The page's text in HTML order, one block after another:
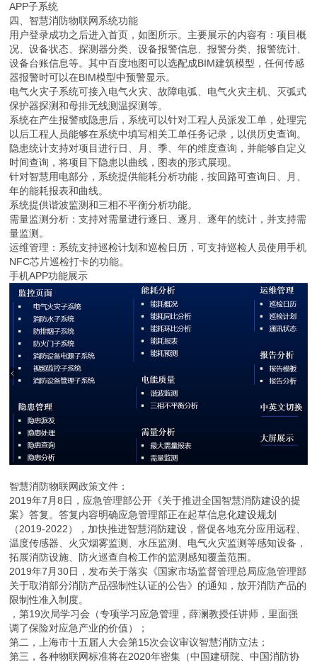
APP子系统
四、智慧消防物联网系统功能
用户登录成功之后进入首页，如图所示。主要展示的内容有：项目概
况、设备状态、探测器分类、设备报警信息、报警分类、报警统计、
设备台账信息等。其中百度地图可以选配成BIM建筑模型，任何传感
器报警时可以在BIM模型中预警显示。
电气火灾子系统可接入电气火灾、故障电弧、电气火灾主机、灭弧式
保护器探测和母排无线测温探测等。
系统在产生报警或隐患后，系统可以针对工程人员派发工单，处理完
以后工程人员能够在系统中填写相关工单任务记录，以供历史查询。
隐患统计支持对项目进行日、月、季、年的维度查询，并能够自定义
时间查询，将项目下隐患以曲线，图表的形式展现。
针对智慧用电部分，系统提供能耗分析功能，按回路可查询日、月、
年的能耗报表和曲线。
系统提供谐波监测和三相不平衡分析功能。
需量监测分析：支持对需量进行逐日、逐月、逐年的统计，并支持需
量监测。
运维管理：系统支持巡检计划和巡检日历，可支持巡检人员使用手机
NFC芯片巡检打卡的功能。
手机APP功能展示
智慧消防物联网政策文件：
2019年7月8日，应急管理部公开《关于推进全国智慧消防建设的提
案》答复。答复内容明确应急管理部正在起草信息化建设规划
（2019-2022），加快推进智慧消防建设，督促各地充分应用远程、
温度传感器、火灾烟雾监测、水压监测、电气火灾监测等感知设备，
拓展消防设施、防火巡查自检工作的监测感知覆盖范围。
2019年7月30日，发布关于落实《国家市场监督管理总局应急管理部
关于取消部分消防产品强制性认证的公告》的通知，放开消防产品的
限制性准入制度。
，第19次局学习会（专项学习应急管理，薛澜教授任讲师，里面强
调了保险对应急产业的价值）；
第二，上海市十五届人大会第15次会议审议智慧消防立法；
第三，各种物联网标准将在2020年密集（中国建研院、中国消防协